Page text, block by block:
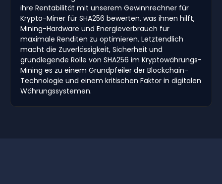
ihre Rentabilität mit unserem Gewinnrechner für
Krypto-Miner für SHA256 bewerten, was ihnen hilft,
Mining-Hardware und Energieverbrauch für
maximale Renditen zu optimieren. Letztendlich
macht die Zuverlässigkeit, Sicherheit und
grundlegende Rolle von SHA256 im Kryptowährungs-
Mining es zu einem Grundpfeiler der Blockchain-
Technologie und einem kritischen Faktor in digitalen
Währungssystemen.